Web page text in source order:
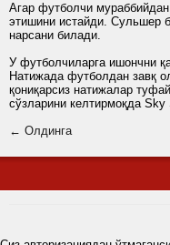
Агар футболчи
этишини истайди. Сульшер
нарсани билади.
У футболчиларга ишончни
Натижада футболдан завқ
қониқарсиз натижалар
сўзларини келтирмоқда Sky
← Олдинга